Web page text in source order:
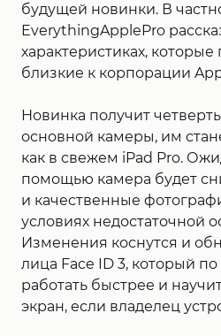
будущей новинки. В
EverythingApplePro
характеристиках,
близкие к корпорации
Новинка получит
основной камеры, им
как в свежем iPad Pro.
помощью камера будет
и качественные
условиях недостаточной
Изменения коснутся и
лица Face ID 3, который по
работать быстрее и
экран, если владелец